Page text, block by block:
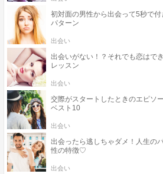
初対面の男性から出会って5秒で
パターン
出会い
出会いがない！？それでも恋はで
レッスン
出会い
交際がスタートしたときのエピソ
ベスト10
出会い
出会ったら逃しちゃダメ！人生の
性の特徴♡
出会い